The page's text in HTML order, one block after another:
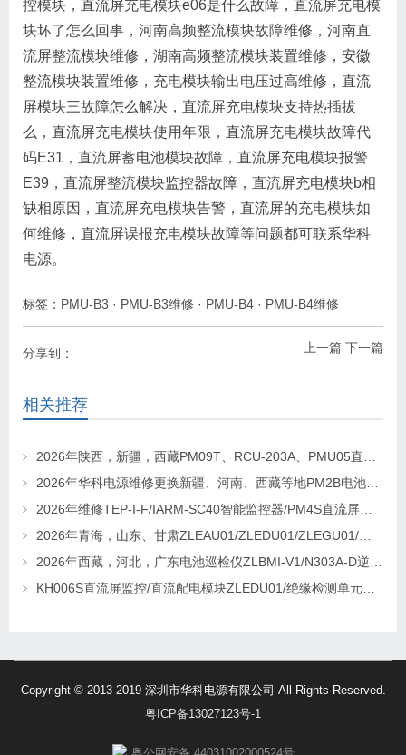
控模块，直流屏充电模块e06是什么故障，直流屏充电模
块坏了怎么回事，河南高频整流模块故障维修，河南直
流屏整流模块维修，湖南高频整流模块装置维修，安徽
整流模块装置维修，充电模块输出电压过高维修，直流
屏模块三故障怎么解决，直流屏充电模块支持热插拔
么，直流屏充电模块使用年限，直流屏充电模块故障代
码E31，直流屏蓄电池模块故障，直流屏充电模块报警
E39，直流屏整流模块监控器故障，直流屏充电模块b相
缺相原因，直流屏充电模块告警，直流屏的充电模块如
何维修，直流屏误报充电模块故障等问题都可联系华科
电源。
标签： PMU-B3 · PMU-B3维修 · PMU-B4 · PMU-B4维修
上一篇 下一篇
分享到：
相关推荐
Copyright © 2013-2019 深圳市华科电源有限公司 All Rights Reserved.
粤ICP备13027123号-1